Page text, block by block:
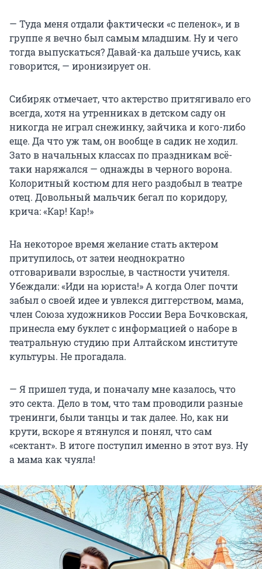
— Туда меня отдали фактически «с пеленок», и в
группе я вечно был самым младшим. Ну и чего
тогда выпускаться? Давай-ка дальше учись, как
говорится, — иронизирует он.
Сибиряк отмечает, что актерство притягивало его
всегда, хотя на утренниках в детском саду он
никогда не играл снежинку, зайчика и кого-либо
еще. Да что уж там, он вообще в садик не ходил.
Зато в начальных классах по праздникам всё-
таки наряжался — однажды в черного ворона.
Колоритный костюм для него раздобыл в театре
отец. Довольный мальчик бегал по коридору,
крича: «Кар! Кар!»
На некоторое время желание стать актером
притупилось, от затеи неоднократно
отговаривали взрослые, в частности учителя.
Убеждали: «Иди на юриста!» А когда Олег почти
забыл о своей идее и увлекся диггерством, мама,
член Союза художников России Вера Бочковская,
принесла ему буклет с информацией о наборе в
театральную студию при Алтайском институте
культуры. Не прогадала.
— Я пришел туда, и поначалу мне казалось, что
это секта. Дело в том, что там проводили разные
тренинги, были танцы и так далее. Но, как ни
крути, вскоре я втянулся и понял, что сам
«сектант». В итоге поступил именно в этот вуз. Ну
а мама как чуяла!